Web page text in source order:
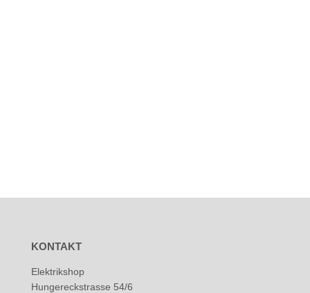
KONTAKT
Elektrikshop
Hungereckstrasse 54/6